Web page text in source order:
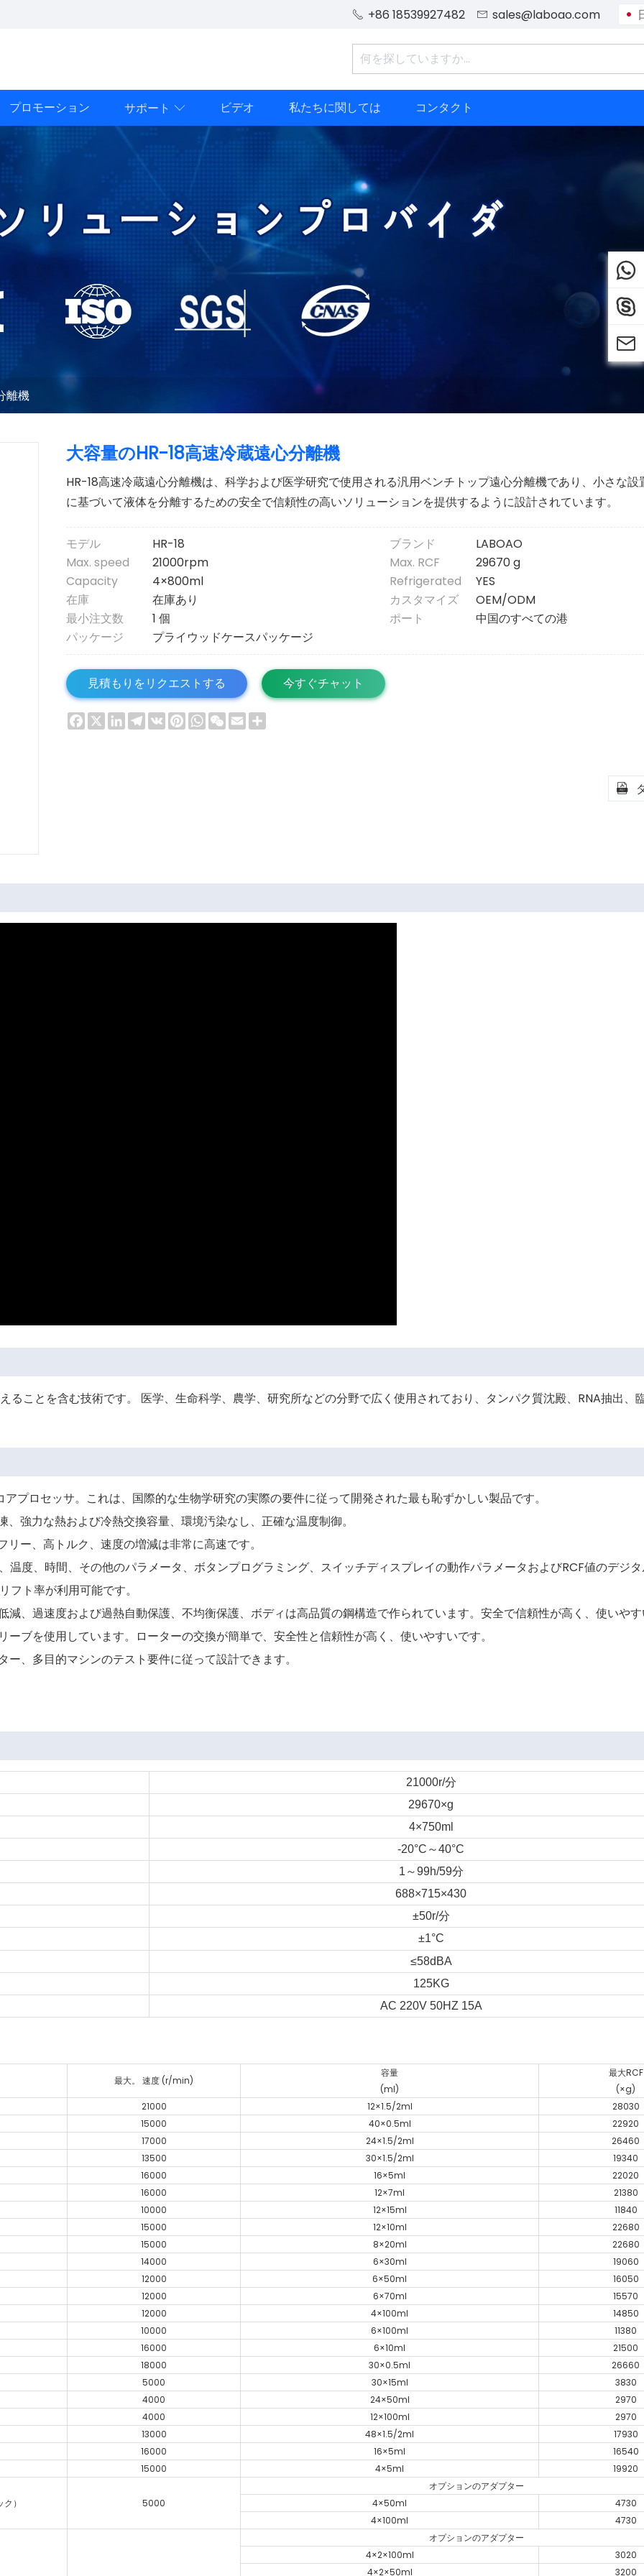
 +86 18539927482  sales@laboao.com
プロモーション サポート  ビデオ 私たちに関しては コンタクト
離機
大容量のHR-18高速冷蔵遠心分離機
HR-18高速冷蔵遠心分離機は、科学および医学研究で使用される汎用ベンチトップ遠心分離機であり、小さな設
に基づいて液体を分離するための安全で信頼性の高いソリューションを提供するように設計されています。
モデル HR-18 ブランド
LABOAO
Max. speed
21000rpm Max. RCF
29670 g
Capacity
4×800ml Refrigerated
YES
在庫
在庫あり カスタマイズ
OEM/ODM
最小注文数
1 個 ポート
中国のすべての港
パッケージ
プライウッドケースパッケージ
見積もりをリクエストする 今すぐチャット
Facebook
X LinkedInTelegram
VK Pinterest
WhatsApp
WeChat
Email

ることを含む技術です。 医学、生命科学、農学、研究所などの分野で広く使用されており、タンパク質沈殿、RNA抽出、
プロセッサ。これは、国際的な生物学研究の実際の要件に従って開発された最も恥ずかしい製品です。
強力な熱および冷熱交換容量、環境汚染なし、正確な温度制御。
ー、高トルク、速度の増減は非常に高速です。
度、時間、その他のパラメータ、ボタンプログラミング、スイッチディスプレイの動作パラメータおよびRCF値のデジ
フト率が利用可能です。
、過速度および過熱自動保護、不均衡保護、ボディは高品質の鋼構造で作られています。安全で信頼性が高く、使いや
ブを使用しています。ローターの交換が簡単で、安全性と信頼性が高く、使いやすいです。
、多目的マシンのテスト要件に従って設計できます。
21000r/分
29670×g
4×750ml
-20°C ～40°C
1 ～99h/59分
688×715×430
±50r/分
±1°C
≤58dBA
125KG
AC 220V 50HZ 15A
最大。 速度 (r/min)
容量
(ml)
最大RCF
(×g)
21000
12×1.5/2ml
28030
15000
40×0.5ml
22920
17000
24×1.5/2ml
26460
13500
30×1.5/2ml
19340
16000
16×5ml
22020
16000
12×7ml
21380
10000
12×15ml
11840
15000
12×10ml
22680
15000
8×20ml
22680
14000
6×30ml
19060
12000
6×50ml
16050
12000
6×70ml
15570
12000
4×100ml
14850
10000
6×100ml
11380
16000
6×10ml
21500
18000
30×0.5ml
26660
5000
30×15ml
3830
4000
24×50ml
2970
4000
12×100ml
2970
13000
48×1.5/2ml
17930
16000
16×5ml
16540
15000
4×5ml 19920
） 5000
オプションのアダプター
4×50ml
4730
4×100ml
4730
オプションのアダプター
4×2×100ml
3020
4×2×50ml
3200


